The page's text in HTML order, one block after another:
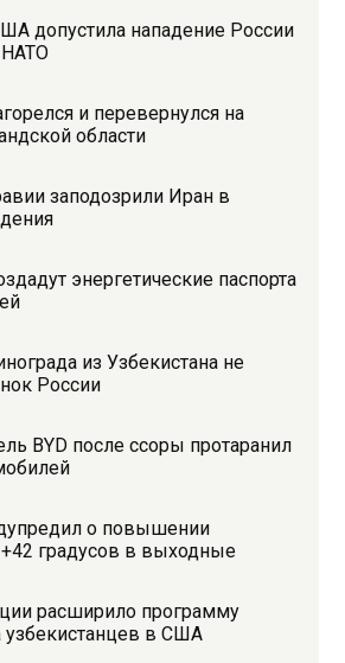
допустила нападение России
НАТО
и перевернулся на
области
заподозрили Иран в
энергетические паспорта
из Узбекистана не
России
BYD после ссоры протаранил
о повышении
градусов в выходные
расширило программу
узбекистанцев в США